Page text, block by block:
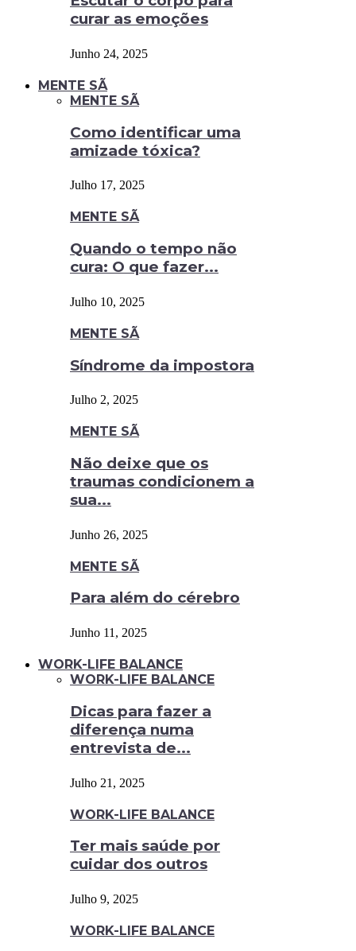
curar as emoções
Junho 24, 2025
MENTE SÃ
MENTE SÃ
Como identificar uma
amizade tóxica?
Julho 17, 2025
MENTE SÃ
Quando o tempo não
cura: O que fazer...
Julho 10, 2025
MENTE SÃ
Síndrome da impostora
Julho 2, 2025
MENTE SÃ
Não deixe que os
traumas condicionem a
sua...
Junho 26, 2025
MENTE SÃ
Para além do cérebro
Junho 11, 2025
WORK-LIFE BALANCE
WORK-LIFE BALANCE
Dicas para fazer a
diferença numa
entrevista de...
Julho 21, 2025
WORK-LIFE BALANCE
Ter mais saúde por
cuidar dos outros
Julho 9, 2025
WORK-LIFE BALANCE